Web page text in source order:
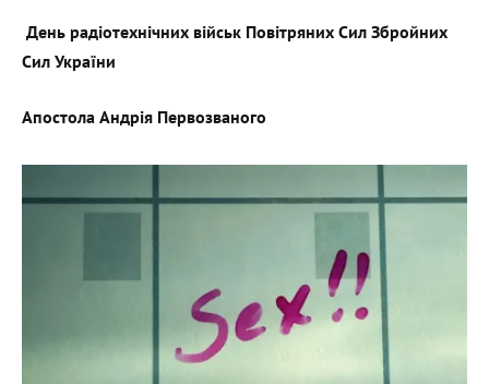
День радіотехнічних військ Повітряних Сил Збройних
Сил України
Апостола Андрія Первозваного